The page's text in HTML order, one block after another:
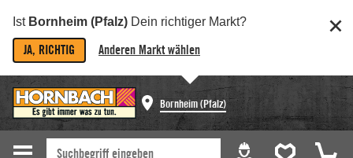
Ist Bornheim (Pfalz) Dein richtiger Markt?
JA, RICHTIG Anderen Markt wählen
Bornheim (Pfalz)